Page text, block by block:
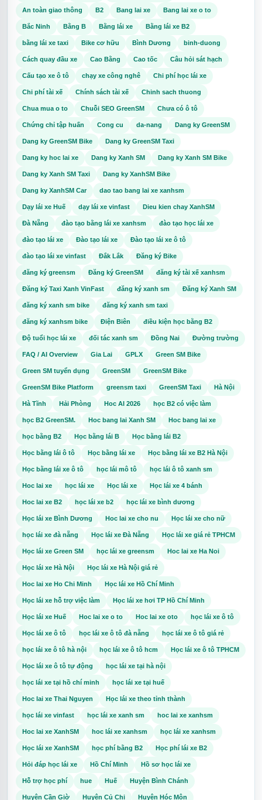
An toàn giao thông B2 Bang lai xe Bang lai xe o to
Bắc Ninh Bằng B Bằng lái xe Bằng lái xe B2
bằng lái xe taxi Bike cơ hữu Bình Dương binh-duong
Cách quay đầu xe Cao Bằng Cao tốc Câu hỏi sát hạch
Cấu tạo xe ô tô chạy xe công nghê Chi phí học lái xe
Chi phí tài xế Chính sách tài xế Chinh sach thuong
Chua mua o to Chuỗi SEO GreenSM Chưa có ô tô
Chứng chỉ tập huấn Cong cu da-nang Dang ky GreenSM
Dang ky GreenSM Bike Dang ky GreenSM Taxi
Dang ky hoc lai xe Dang ky Xanh SM Dang ky Xanh SM Bike
Dang ky Xanh SM Taxi Dang ky XanhSM Bike
Dang ky XanhSM Car dao tao bang lai xe xanhsm
Dạy lái xe Huế dạy lái xe vinfast Dieu kien chay XanhSM
Đà Nẵng đào tạo bằng lái xe xanhsm đào tạo học lái xe
đào tạo lái xe Đào tạo lái xe Đào tạo lái xe ô tô
đào tạo lái xe vinfast Đắk Lắk Đăng ký Bike
đăng ký greensm Đăng ký GreenSM đăng ký tài xế xanhsm
Đăng ký Taxi Xanh VinFast đăng ký xanh sm Đăng ký Xanh SM
đăng ký xanh sm bike đăng ký xanh sm taxi
đăng ký xanhsm bike Điện Biên điều kiện học bằng B2
Độ tuổi học lái xe đối tác xanh sm Đồng Nai Đường trường
FAQ / AI Overview Gia Lai GPLX Green SM Bike
Green SM tuyển dụng GreenSM GreenSM Bike
GreenSM Bike Platform greensm taxi GreenSM Taxi Hà Nội
Hà Tĩnh Hải Phòng Hoc AI 2026 học B2 có việc làm
học B2 GreenSM. Hoc bang lai Xanh SM Hoc bang lai xe
học bằng B2 Học bằng lái B Học bằng lái B2
Học bằng lái ô tô Học bằng lái xe Học bằng lái xe B2 Hà Nội
Học bằng lái xe ô tô học lái mô tô học lái ô tô xanh sm
Hoc lai xe học lái xe Học lái xe Học lái xe 4 bánh
Hoc lai xe B2 học lái xe b2 học lái xe bình dương
Học lái xe Bình Dương Hoc lai xe cho nu Học lái xe cho nữ
học lái xe đà nẵng Học lái xe Đà Nẵng Học lái xe giá rẻ TPHCM
Học lái xe Green SM học lái xe greensm Hoc lai xe Ha Noi
Học lái xe Hà Nội Học lái xe Hà Nội giá rẻ
Hoc lai xe Ho Chi Minh Học lái xe Hồ Chí Minh
Học lái xe hỗ trợ việc làm Học lái xe hơi TP Hồ Chí Minh
Học lái xe Huế Hoc lai xe o to Hoc lai xe oto học lái xe ô tô
Học lái xe ô tô học lái xe ô tô đà nẵng học lái xe ô tô giá rẻ
học lái xe ô tô hà nội học lái xe ô tô hcm Học lái xe ô tô TPHCM
Học lái xe ô tô tự động học lái xe tại hà nội
học lái xe tại hồ chí minh học lái xe tại huế
Hoc lai xe Thai Nguyen Học lái xe theo tỉnh thành
học lái xe vinfast học lái xe xanh sm hoc lai xe xanhsm
Hoc lai xe XanhSM hoc lái xe xanhsm học lái xe xanhsm
Học lái xe XanhSM học phí bằng B2 Học phí lái xe B2
Hỏi đáp học lái xe Hồ Chí Minh Hồ sơ học lái xe
Hỗ trợ học phí hue Huế Huyện Bình Chánh
Huyện Cần Giờ Huyện Củ Chi Huyện Hóc Môn